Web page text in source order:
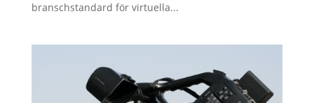
branschstandard för virtuella...